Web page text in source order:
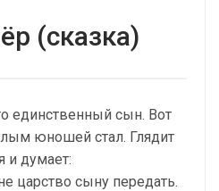
(сказка)
единственный сын. Вот
юношей стал. Глядит
и думает:
царство сыну передать.